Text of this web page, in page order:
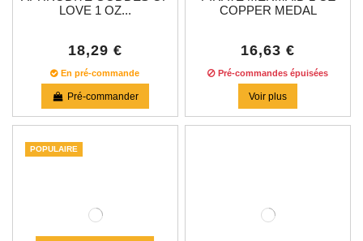
LOVE 1 OZ...
18,29 €
En pré-commande
Pré-commander
COPPER MEDAL
16,63 €
Pré-commandes épuisées
Voir plus
POPULAIRE